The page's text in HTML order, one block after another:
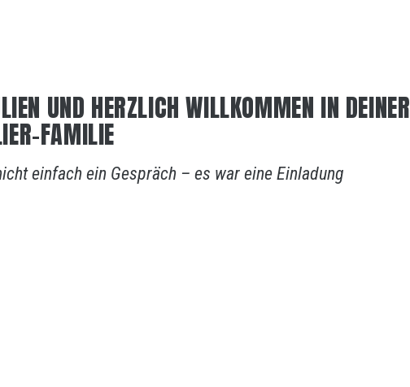
UND HERZLICH WILLKOMMEN IN DEINER
FAMILIE
einfach ein Gespräch – es war eine Einladung